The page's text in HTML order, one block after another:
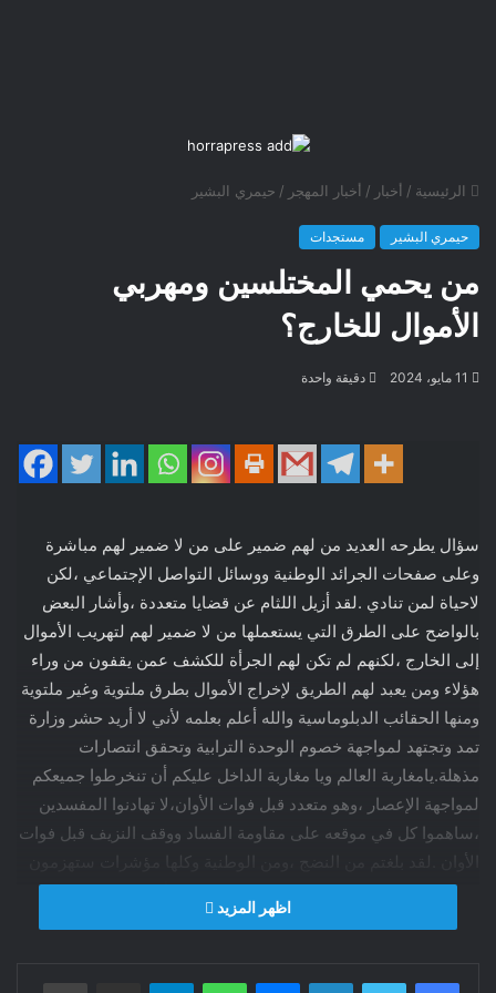
الرئيسية / أخبار / أخبار المهجر / حيمري البشير
حيمري البشير مستجدات
من يحمي المختلسين ومهربي
الأموال للخارج؟
11 مايو، 2024 دقيقة واحدة
سؤال يطرحه العديد من لهم ضمير على من لا ضمير لهم مباشرة
وعلى صفحات الجرائد الوطنية ووسائل التواصل الإجتماعي ،لكن
لاحياة لمن تنادي .لقد أزيل اللثام عن قضايا متعددة ،وأشار البعض
بالواضح على الطرق التي يستعملها من لا ضمير لهم لتهريب الأموال
إلى الخارج ،لكنهم لم تكن لهم الجرأة للكشف عمن يقفون من وراء
هؤلاء ومن يعبد لهم الطريق لإخراج الأموال بطرق ملتوية وغير ملتوية
ومنها الحقائب الدبلوماسية والله أعلم بعلمه لأني لا أريد حشر وزارة
تمد وتجتهد لمواجهة خصوم الوحدة الترابية وتحقق انتصارات
مذهلة.يامغاربة العالم ويا مغاربة الداخل عليكم أن تنخرطوا جميعكم
لمواجهة الإعصار ،وهو متعدد قبل فوات الأوان،لا تهادنوا المفسدين
،ساهموا كل في موقعه على مقاومة الفساد ووقف النزيف قبل فوات
الأوان .لقد بلغتم من النضج ،ومن الوطنية وكلها مؤشرات ستهزمون
بفضلها من لا ضمير لهم ،قاوموا ولا تهادنوا ،فالأجر عظيم والنصر
قريب بتلاحمكم ضد الفساد .سيقول السفهاء ومن علوا في المغرب
اظهر المزيد
فيسبوك تويتر لينكدإن ماسنجر واتساب تيلقرام مشاركة عبر البريد طباعة